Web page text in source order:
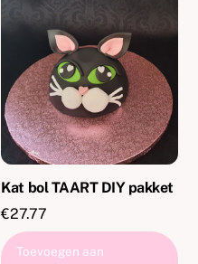
Kat bol TAART DIY pakket
€27.77
Toevoegen aan